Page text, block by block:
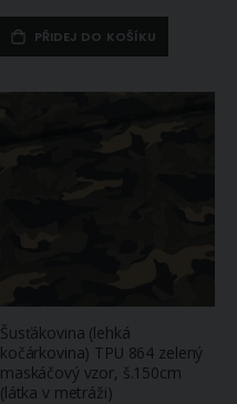
PŘIDEJ DO KOŠÍKU
Šusťákovina (lehká
kočárkovina) TPU 864 zelený
maskáčový vzor, š.150cm
(látka v metráži)